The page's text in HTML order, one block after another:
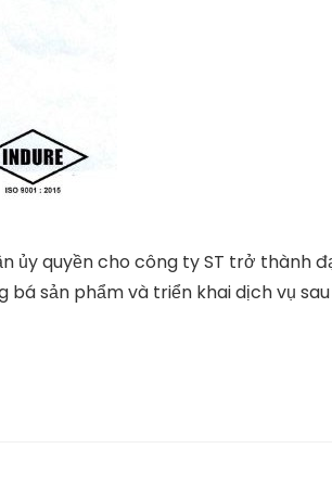
ủy quyền cho công ty ST trở thành
sản phẩm và triển khai dịch vụ sau